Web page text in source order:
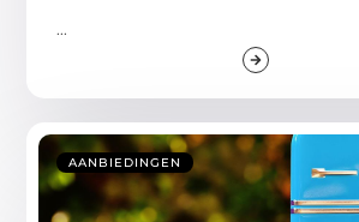
...
AANBIEDINGEN